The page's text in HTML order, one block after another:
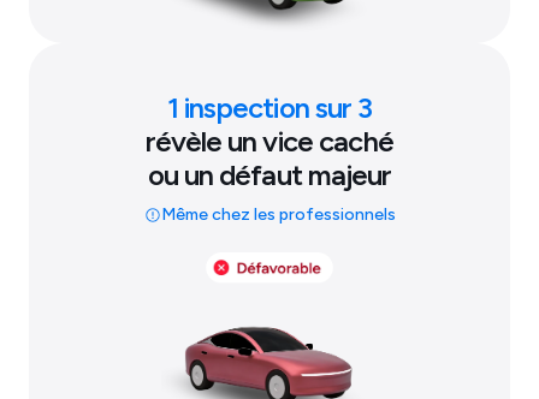
1 inspection sur 3
révèle un vice caché
ou un défaut majeur
Même chez les professionnels